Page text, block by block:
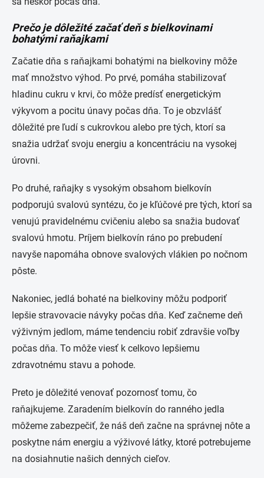
Prečo je dôležité začať deň s bielkovinami
bohatými raňajkami
Začatie dňa s raňajkami bohatými na bielkoviny môže
mať množstvo výhod. Po prvé, pomáha stabilizovať
hladinu cukru v krvi, čo môže predísť energetickým
výkyvom a pocitu únavy počas dňa. To je obzvlášť
dôležité pre ľudí s cukrovkou alebo pre tých, ktorí sa
snažia udržať svoju energiu a koncentráciu na vysokej
úrovni.
Po druhé, raňajky s vysokým obsahom bielkovín
podporujú svalovú syntézu, čo je kľúčové pre tých, ktorí sa
venujú pravidelnému cvičeniu alebo sa snažia budovať
svalovú hmotu. Príjem bielkovín ráno po prebudení
navyše napomáha obnove svalových vlákien po nočnom
pôste.
Nakoniec, jedlá bohaté na bielkoviny môžu podporiť
lepšie stravovacie návyky počas dňa. Keď začneme deň
výživným jedlom, máme tendenciu robiť zdravšie voľby
počas dňa. To môže viesť k celkovo lepšiemu
zdravotnému stavu a pohode.
Preto je dôležité venovať pozornosť tomu, čo
raňajkujeme. Zaradením bielkovín do ranného jedla
môžeme zabezpečiť, že náš deň začne na správnej nôte a
poskytne nám energiu a výživové látky, ktoré potrebujeme
na dosiahnutie našich denných cieľov.